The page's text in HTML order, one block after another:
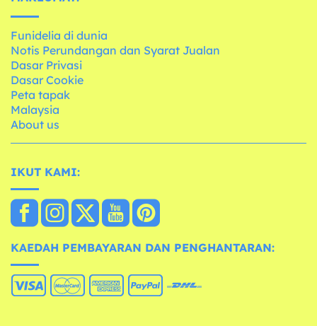
Funidelia di dunia
Notis Perundangan dan Syarat Jualan
Dasar Privasi
Dasar Cookie
Peta tapak
Malaysia
About us
IKUT KAMI:
KAEDAH PEMBAYARAN DAN PENGHANTARAN: